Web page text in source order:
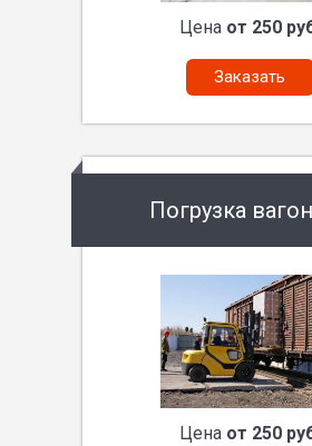
Цена от 250
Заказать
Погрузка
Цена от 250